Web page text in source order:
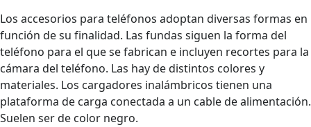
Los accesorios para teléfonos adoptan diversas formas en
función de su finalidad. Las fundas siguen la forma del
teléfono para el que se fabrican e incluyen recortes para la
cámara del teléfono. Las hay de distintos colores y
materiales. Los cargadores inalámbricos tienen una
plataforma de carga conectada a un cable de alimentación.
Suelen ser de color negro.